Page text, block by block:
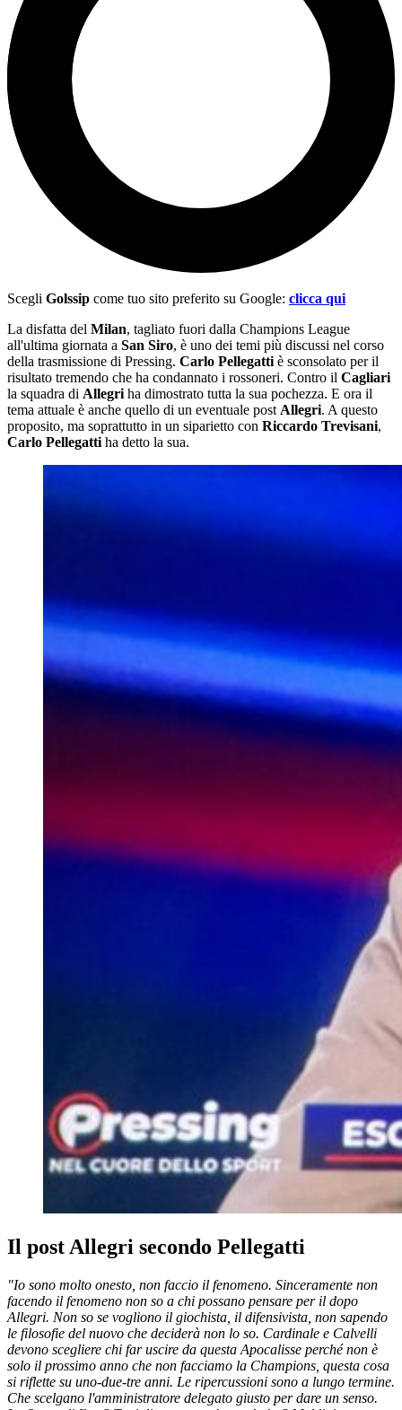
Scegli Golssip come tuo sito preferito su Google: clicca qui
La disfatta del Milan, tagliato fuori dalla Champions League
all'ultima giornata a San Siro, è uno dei temi più discussi nel corso
della trasmissione di Pressing. Carlo Pellegatti è sconsolato per il
risultato tremendo che ha condannato i rossoneri. Contro il Cagliari
la squadra di Allegri ha dimostrato tutta la sua pochezza. E ora il
tema attuale è anche quello di un eventuale post Allegri. A questo
proposito, ma soprattutto in un siparietto con Riccardo Trevisani,
Carlo Pellegatti ha detto la sua.
Il post Allegri secondo Pellegatti
"Io sono molto onesto, non faccio il fenomeno. Sinceramente non
facendo il fenomeno non so a chi possano pensare per il dopo
Allegri. Non so se vogliono il giochista, il difensivista, non sapendo
le filosofie del nuovo che deciderà non lo so. Cardinale e Calvelli
devono scegliere chi far uscire da questa Apocalisse perché non è
solo il prossimo anno che non facciamo la Champions, questa cosa
si riflette su uno-due-tre anni. Le ripercussioni sono a lungo termine.
Che scelgano l'amministratore delegato giusto per dare un senso.